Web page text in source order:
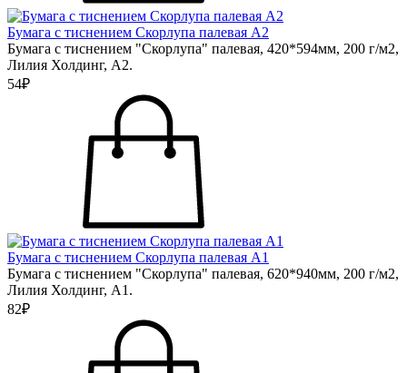
Бумага с тиснением Скорлупа палевая А2
Бумага с тиснением "Скорлупа" палевая, 420*594мм, 200 г/м2,
Лилия Холдинг, А2.
54₽
Бумага с тиснением Скорлупа палевая А1
Бумага с тиснением "Скорлупа" палевая, 620*940мм, 200 г/м2,
Лилия Холдинг, А1.
82₽